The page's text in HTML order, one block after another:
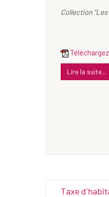
Collection
Lire la suite...
Taxe